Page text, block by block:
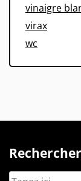
vinaigre
virax
wc
Rechercher